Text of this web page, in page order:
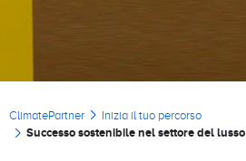
Briciole di pane
ClimatePartner Inizia il tuo percorso
Successo sostenibile nel settore del lusso